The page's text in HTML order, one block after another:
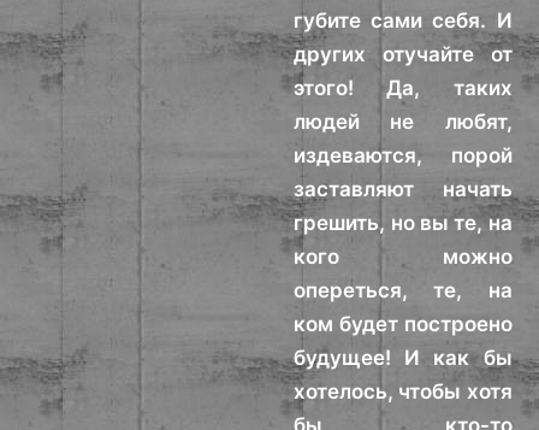
губите сами себя. И
других отучайте от
этого! Да, таких
людей не любят,
издеваются, порой
заставляют начать
грешить, но вы те, на
кого можно
опереться, те, на
ком будет построено
будущее! И как бы
хотелось, чтобы хотя
бы кто-то